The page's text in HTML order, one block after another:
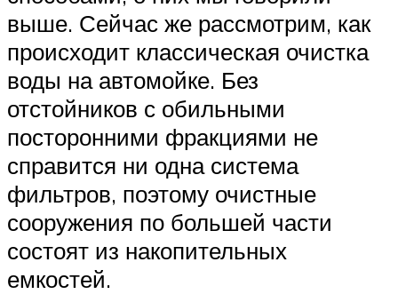
выше. Сейчас же рассмотрим, как
происходит классическая очистка
воды на автомойке. Без
отстойников с обильными
посторонними фракциями не
справится ни одна система
фильтров, поэтому очистные
сооружения по большей части
состоят из накопительных
емкостей.